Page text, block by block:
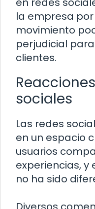
la empresa
movimiento
perjudicial
clientes.
sociales
Las redes
en un espacio
usuarios
experiencias, y
no ha sido